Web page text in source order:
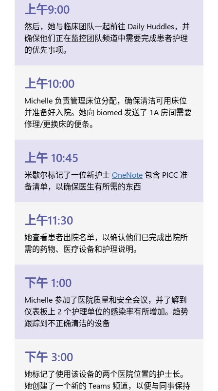
上午9:00
然后，她与临床团队一起前往 Daily Huddles，并
确保他们正在监控团队频道中需要完成患者护理
的优先事项。
上午10:00
Michelle 负责管理床位分配，确保清洁可用床位
并准备好入院。她向 biomed 发送了 1A 房间需要
修理/更换床的便条。
上午 10:45
米歇尔标记了一位新护士OneNote包含 PICC 准
备清单，以确保医生有所需的东西
上午11:30
她查看患者出院名单，以确认他们已完成出院所
需的药物、医疗设备和护理说明。
下午 1:00
Michelle 参加了医院质量和安全会议，并了解到
仪表板上 2 个护理单位的感染率有所增加。趋势
跟踪到不正确清洁的设备
下午 3:00
她标记了使用该设备的两个医院位置的护士长。
她创建了一个新的 Teams 频道，以便与同事保持